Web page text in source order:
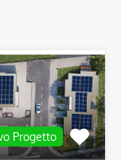
Progetto